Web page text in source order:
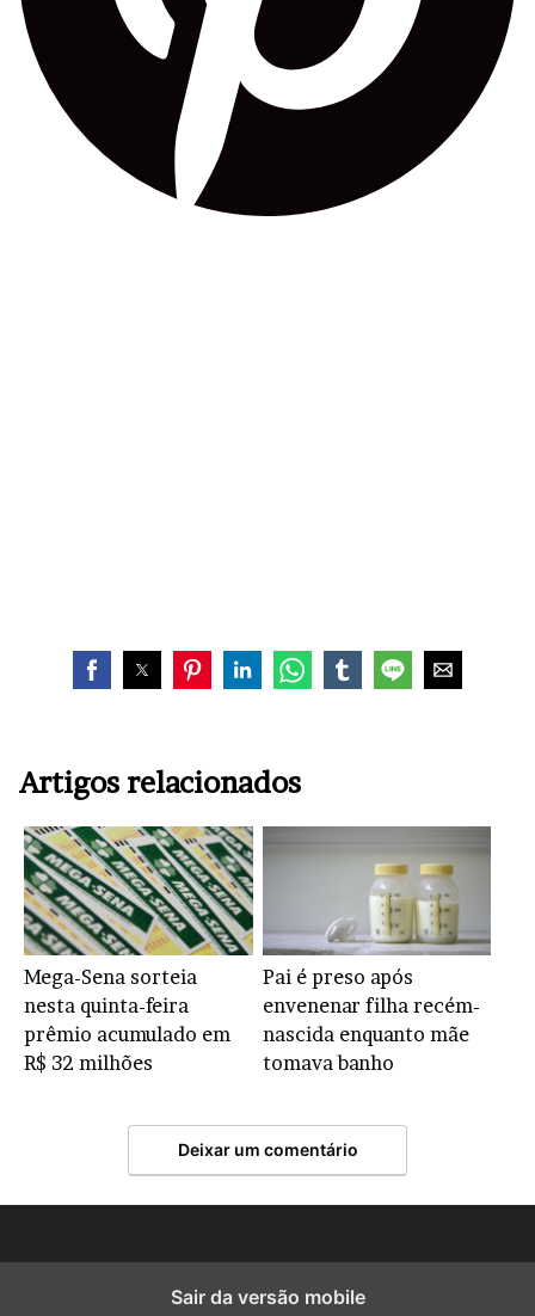
Artigos relacionados
Mega-Sena sorteia
nesta quinta-feira
prêmio acumulado em
R$ 32 milhões
Pai é preso após
envenenar filha recém-
nascida enquanto mãe
tomava banho
Deixar um comentário
Sair da versão mobile